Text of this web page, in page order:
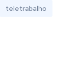
teletrabalho